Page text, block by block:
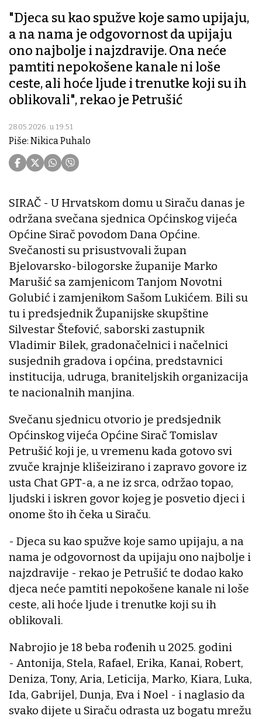
"Djeca su kao spužve koje samo upijaju,
a na nama je odgovornost da upijaju
ono najbolje i najzdravije. Ona neće
pamtiti nepokošene kanale ni loše
ceste, ali hoće ljude i trenutke koji su ih
oblikovali", rekao je Petrušić
28.05.2026. u 19:51
Piše: Nikica Puhalo
SIRAČ - U Hrvatskom domu u Siraču danas je
održana svečana sjednica Općinskog vijeća
Općine Sirač povodom Dana Općine.
Svečanosti su prisustvovali župan
Bjelovarsko-bilogorske županije Marko
Marušić sa zamjenicom Tanjom Novotni
Golubić i zamjenikom Sašom Lukićem. Bili su
tu i predsjednik Županijske skupštine
Silvestar Štefović, saborski zastupnik
Vladimir Bilek, gradonačelnici i načelnici
susjednih gradova i općina, predstavnici
institucija, udruga, braniteljskih organizacija
te nacionalnih manjina.
Svečanu sjednicu otvorio je predsjednik
Općinskog vijeća Općine Sirač Tomislav
Petrušić koji je, u vremenu kada gotovo svi
zvuče krajnje klišeizirano i zapravo govore iz
usta Chat GPT-a, a ne iz srca, održao topao,
ljudski i iskren govor kojeg je posvetio djeci i
onome što ih čeka u Siraču.
- Djeca su kao spužve koje samo upijaju, a na
nama je odgovornost da upijaju ono najbolje i
najzdravije - rekao je Petrušić te dodao kako
djeca neće pamtiti nepokošene kanale ni loše
ceste, ali hoće ljude i trenutke koji su ih
oblikovali.
Nabrojio je 18 beba rođenih u 2025. godini
- Antonija, Stela, Rafael, Erika, Kanai, Robert,
Deniza, Tony, Aria, Leticija, Marko, Kiara, Luka,
Ida, Gabrijel, Dunja, Eva i Noel - i naglasio da
svako dijete u Siraču odrasta uz bogatu mrežu